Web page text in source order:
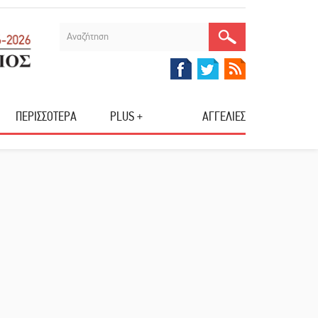
ΠΕΡΙΣΣΟΤΕΡΑ PLUS + ΑΓΓΕΛΙΕΣ